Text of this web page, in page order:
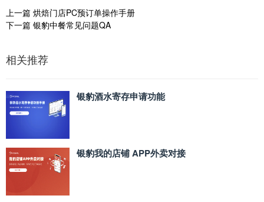
上一篇 烘焙门店PC预订单操作手册
下一篇 银豹中餐常见问题QA
相关推荐
银豹酒水寄存申请功能
银豹我的店铺 APP外卖对接